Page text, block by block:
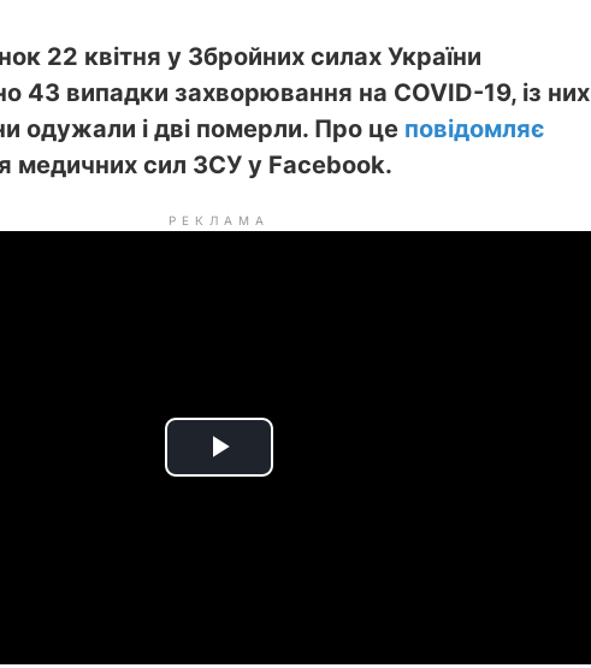
22 квітня у Збройних силах України
43 випадки захворювання на COVID-19, із них
одужали і дві померли. Про це повідомляє
медичних сил ЗСУ у Facebook.
РЕКЛАМА
P